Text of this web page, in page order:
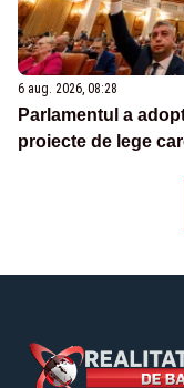
6 aug. 2026, 08:28
Parlamentul a
proiecte de lege